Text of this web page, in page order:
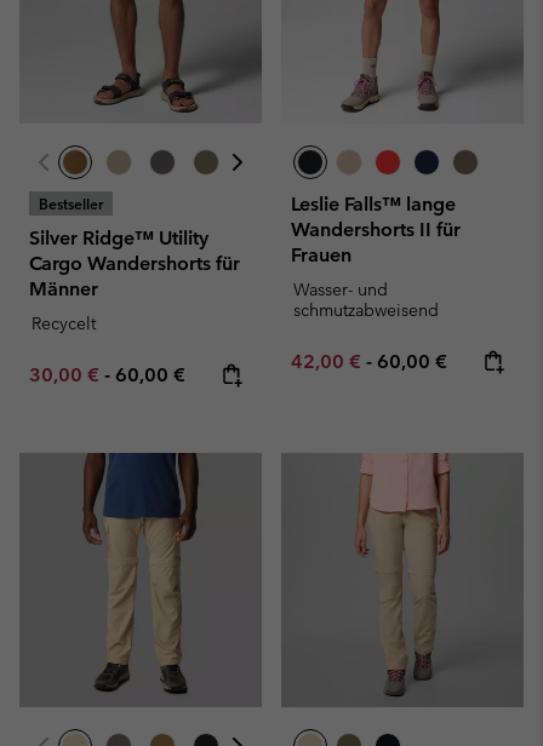
Bestseller
Silver Ridge™ Utility
Cargo Wandershorts für
Männer
Recycelt
Minimum sale price:
30,00 € - Maximum price:
60,00 €
Leslie Falls™ lange
Wandershorts II für
Frauen
Wasser- und
schmutzabweisend
Minimum sale price:
42,00 € - Maximum price:
60,00 €